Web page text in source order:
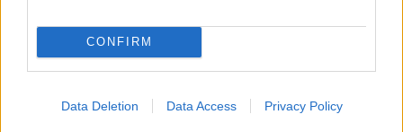
CONFIRM
Data Deletion Data Access Privacy Policy
Kiderült, mennyi mindent jelenthet: itt az első országos
mémkutatás